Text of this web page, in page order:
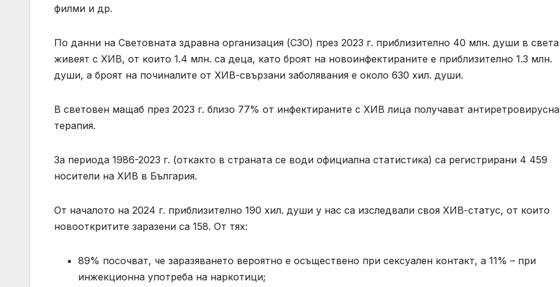
филми и др.
По данни на Световната здравна организация (СЗО) през 2023 г. приблизително 40 млн. души в света
живеят с ХИВ, от които 1.4 млн. са деца, като броят на новоинфектираните е приблизително 1.3 млн.
души, а броят на починалите от ХИВ-свързани заболявания е около 630 хил. души.
В световен мащаб през 2023 г. близо 77% от инфектираните с ХИВ лица получават антиретровирусна
терапия.
За периода 1986-2023 г. (откакто в страната се води официална статистика) са регистрирани 4 459
носители на ХИВ в България.
От началото на 2024 г. приблизително 190 хил. души у нас са изследвали своя ХИВ-статус, от които
новооткритите заразени са 158. От тях:
89% посочват, че заразяването вероятно е осъществено при сексуален контакт, а 11% – при
инжекционна употреба на наркотици;